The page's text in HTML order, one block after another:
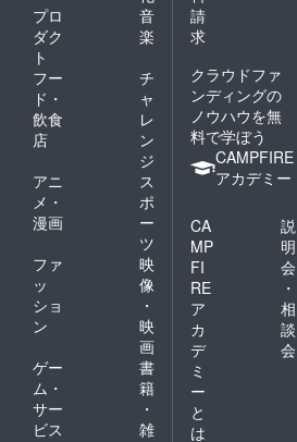
プロ
ダク
ト
音
楽
フー
ド・
飲食
店
チ
ャ
レ
ン
ジ
アニ
メ・
漫画
ス
ポ
ー
ツ
ファ
ッ
ショ
ン
映
像
・
映
画
ゲー
ム・
サー
ビス
書
籍
・
雑
請
求
クラウドファ
ンディングの
ノウハウを無
料で学ぼう
CAMPFIRE
アカデミー
CA
MP
FI
RE
ア
カ
デ
ミ
ー
と
は
説
明
会
・
相
談
会